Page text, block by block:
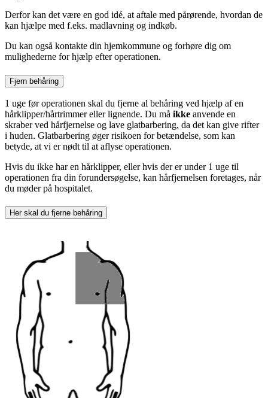
Derfor kan det være en god idé, at aftale med pårørende, hvordan de
kan hjælpe med f.eks. madlavning og indkøb.
Du kan også kontakte din hjemkommune og forhøre dig om
mulighederne for hjælp efter operationen.
Fjern behåring
1 uge før operationen skal du fjerne al behåring ved hjælp af en
hårklipper/hårtrimmer eller lignende. Du må ikke anvende en
skraber ved hårfjernelse og lave glatbarbering, da det kan give rifter
i huden. Glatbarbering øger risikoen for betændelse, som kan
betyde, at vi er nødt til at aflyse operationen.
Hvis du ikke har en hårklipper, eller hvis der er under 1 uge til
operationen fra din forundersøgelse, kan hårfjernelsen foretages, når
du møder på hospitalet.
Her skal du fjerne behåring